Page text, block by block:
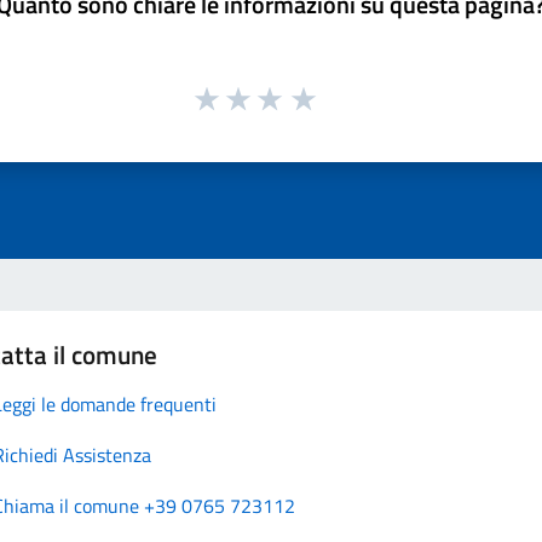
il comune
le domande frequenti
Assistenza
il comune +39 0765 723112